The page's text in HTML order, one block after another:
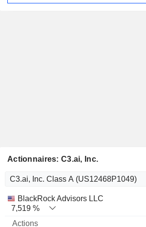
Actionnaires: C3.ai, Inc.
Nom Actions % Valorisation
BlackRock Advisors LLC
7,519 %